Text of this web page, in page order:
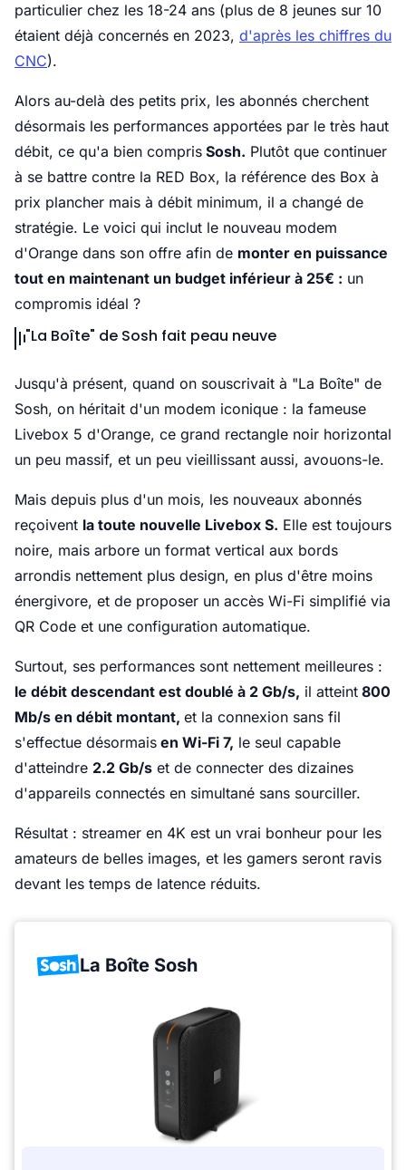
particulier chez les 18-24 ans (plus de 8 jeunes sur 10
étaient déjà concernés en 2023, d'après les chiffres du
CNC).
Alors au-delà des petits prix, les abonnés cherchent
désormais les performances apportées par le très haut
débit, ce qu'a bien compris Sosh. Plutôt que continuer
à se battre contre la RED Box, la référence des Box à
prix plancher mais à débit minimum, il a changé de
stratégie. Le voici qui inclut le nouveau modem
d'Orange dans son offre afin de monter en puissance
tout en maintenant un budget inférieur à 25€ : un
compromis idéal ?
"La Boîte" de Sosh fait peau neuve
Jusqu'à présent, quand on souscrivait à "La Boîte" de
Sosh, on héritait d'un modem iconique : la fameuse
Livebox 5 d'Orange, ce grand rectangle noir horizontal
un peu massif, et un peu vieillissant aussi, avouons-le.
Mais depuis plus d'un mois, les nouveaux abonnés
reçoivent la toute nouvelle Livebox S. Elle est toujours
noire, mais arbore un format vertical aux bords
arrondis nettement plus design, en plus d'être moins
énergivore, et de proposer un accès Wi-Fi simplifié via
QR Code et une configuration automatique.
Surtout, ses performances sont nettement meilleures :
le débit descendant est doublé à 2 Gb/s, il atteint 800
Mb/s en débit montant, et la connexion sans fil
s'effectue désormais en Wi-Fi 7, le seul capable
d'atteindre 2.2 Gb/s et de connecter des dizaines
d'appareils connectés en simultané sans sourciller.
Résultat : streamer en 4K est un vrai bonheur pour les
amateurs de belles images, et les gamers seront ravis
devant les temps de latence réduits.
La Boîte Sosh